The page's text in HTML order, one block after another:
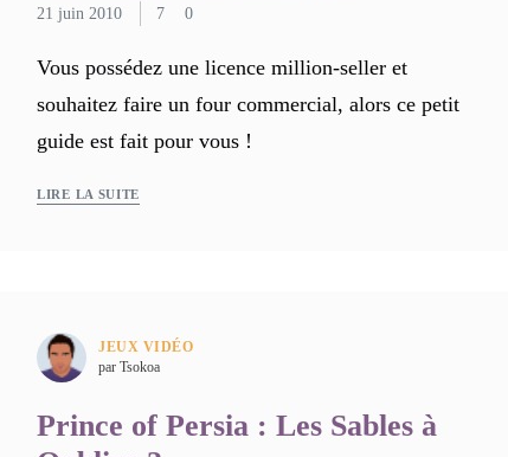
21 juin 2010 7 0
Vous possédez une licence million-seller et
souhaitez faire un four commercial, alors ce petit
guide est fait pour vous !
LIRE LA SUITE
JEUX VIDÉO
par Tsokoa
Prince of Persia : Les Sables à